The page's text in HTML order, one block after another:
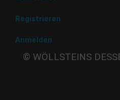
Registrieren
Anmelden
© WÖLLSTEINS